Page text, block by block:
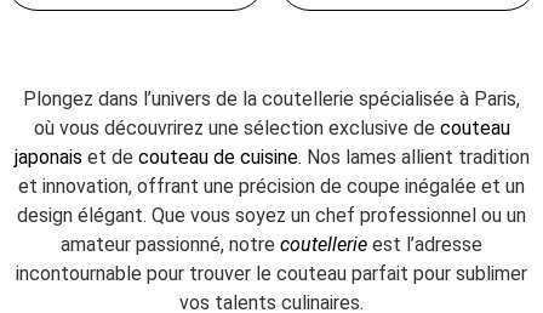
Plongez dans l’univers de la coutellerie spécialisée à Paris,
où vous découvrirez une sélection exclusive de couteau
japonais et de couteau de cuisine. Nos lames allient tradition
et innovation, offrant une précision de coupe inégalée et un
design élégant. Que vous soyez un chef professionnel ou un
amateur passionné, notre coutellerie est l’adresse
incontournable pour trouver le couteau parfait pour sublimer
vos talents culinaires.